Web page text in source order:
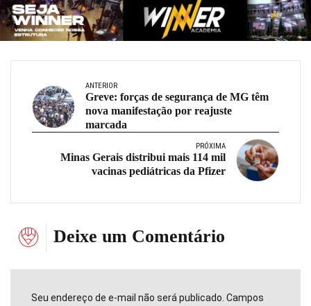
ANTERIOR
Greve: forças de segurança de MG têm
nova manifestação por reajuste
marcada
PRÓXIMA
Minas Gerais distribui mais 114 mil
vacinas pediátricas da Pfizer
Deixe um Comentário
Seu endereço de e-mail não será publicado. Campos